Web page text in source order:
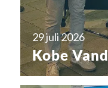
29 juli 2026
Kobe